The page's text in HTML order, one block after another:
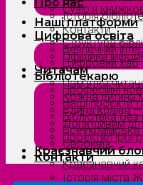
Історія
Контакти
Структура
Офіційна
Читачам
Пам’ятка
Кожна дитина
Єдина країна —
Допитливим
Проєкти/
Краєзнавчий
Краєзнавчий
Історія міста
Сузірʼя
Наші платформи
Цифрова освіта
Безпечний
Цифровий хаб
Бібліотекарю
Професійні
Наші проєкти
Бібліотека без
Євроквіз
Контакти